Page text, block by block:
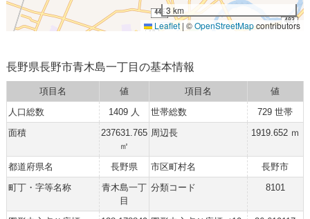
3 km
Leaflet | ©OpenStreetMapcontributors
長野県長野市青木島一丁目の基本情報
項目名 値 項目名
値
人口総数
1409 人 世帯総数
729 世帯
面積
237631.765
㎡
周辺長 1919.652 ｍ
都道府県名 長野県 市区町村名
長野市
町丁・字等名称
青木島一丁
目
分類コード 8101